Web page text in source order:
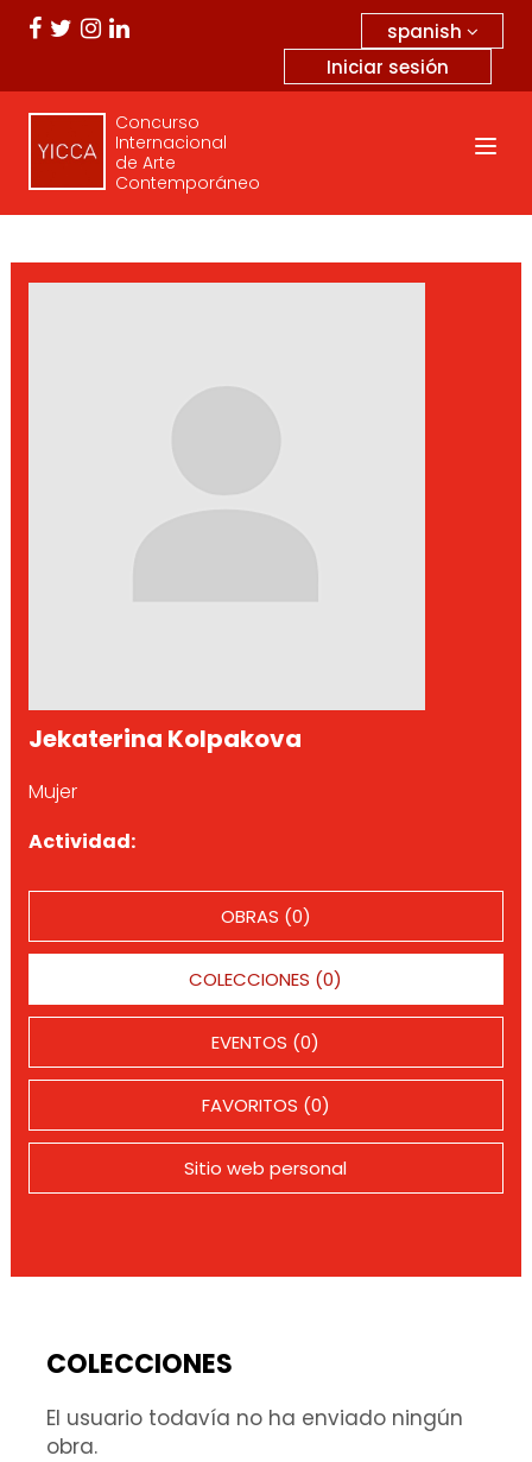
spanish
Iniciar sesión
Concurso
Internacional
de Arte
Contemporáneo
Jekaterina Kolpakova
Mujer
Actividad:
OBRAS (0)
COLECCIONES (0)
EVENTOS (0)
FAVORITOS (0)
Sitio web personal
COLECCIONES
El usuario todavía no ha enviado ningún
obra.